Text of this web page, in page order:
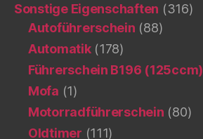
Sonstige Eigenschaften (316)
Autoführerschein (88)
Automatik(178)
Führerschein B196 (125ccm)
Mofa (1)
Motorradführerschein (80)
Oldtimer (111)